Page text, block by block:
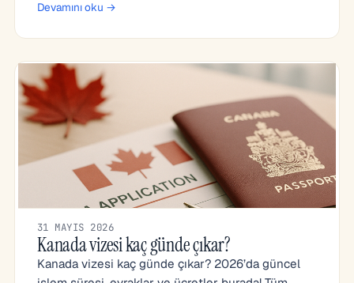
Devamını oku →
31 MAYIS 2026
Kanada vizesi kaç günde çıkar?
Kanada vizesi kaç günde çıkar? 2026’da güncel